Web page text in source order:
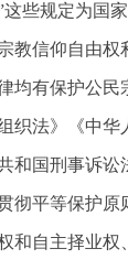
这些规定为国
教信仰自由权
均有保护公民
织法》《中华
和国刑事诉
彻平等保护原
和自主择业权